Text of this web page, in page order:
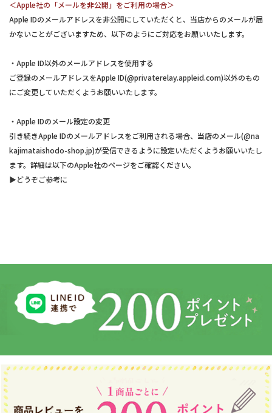
＜Apple社の「メールを非公開」をご利用の場合＞
Apple IDのメールアドレスを非公開にしていただくと、当店からのメールが届
かないことがございますため、以下のようにご対応をお願いいたします。
・Apple ID以外のメールアドレスを使用する
ご登録のメールアドレスをApple ID(@privaterelay.appleid.com)以外のもの
にご変更していただくようお願いいたします。
・Apple IDのメール設定の変更
引き続きApple IDのメールアドレスをご利用される場合、当店のメール(@na
kajimataishodo-shop.jp)が受信できるように設定いただくようお願いいたし
ます。詳細は以下のApple社のページをご確認ください。
▶︎どうぞご参考に